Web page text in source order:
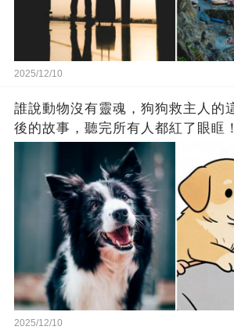
2025/12/10
誰說動物沒有靈魂，狗狗救主人的
後的故事，聽完所有人都紅了眼眶！
2025/12/10